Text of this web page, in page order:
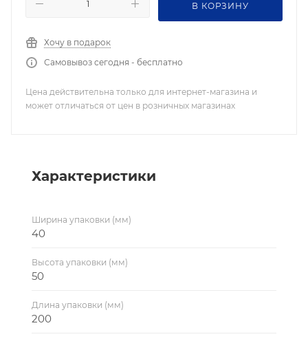
В КОРЗИНУ
Хочу в подарок
Самовывоз сегодня - бесплатно
Цена действительна только для интернет-магазина и
может отличаться от цен в розничных магазинах
Характеристики
Ширина упаковки (мм)
40
Высота упаковки (мм)
50
Длина упаковки (мм)
200